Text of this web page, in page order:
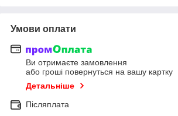
Умови оплати
Ви отримаєте замовлення
або гроші повернуться на вашу картку
Детальніше
Післяплата